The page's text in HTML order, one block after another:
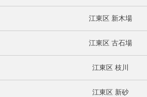
江東区 新木場
江東区 古石場
江東区 枝川
江東区 新砂